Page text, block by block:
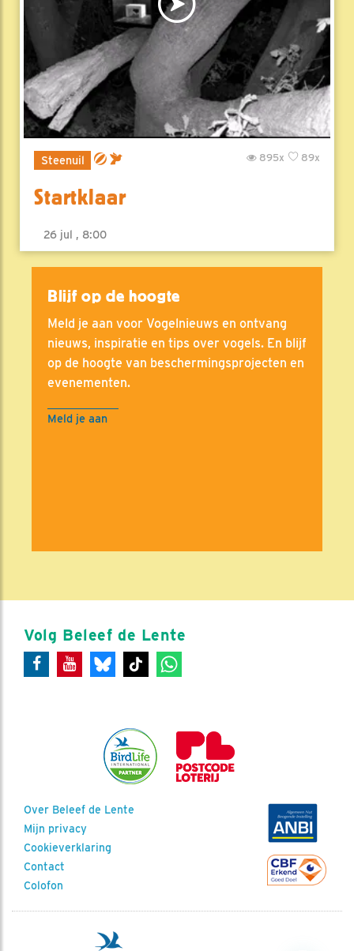
Steenuil 89x
895x
Startklaar
26 jul , 8:00
Blijf op de hoogte
Meld je aan voor Vogelnieuws en ontvang
nieuws, inspiratie en tips over vogels. En blijf
op de hoogte van beschermingsprojecten en
evenementen.
Meld je aan
Volg Beleef de Lente
Over Beleef de Lente
Mijn privacy
Cookieverklaring
Contact
Colofon